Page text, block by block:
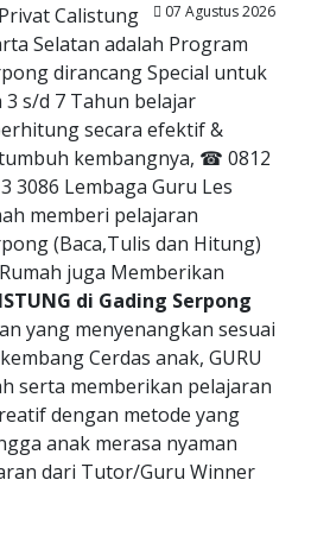
07 Agustus 2026
Calistung
Selatan adalah Program
dirancang Special untuk
s/d 7 Tahun belajar
secara efektif &
kembangnya, ☎ 0812
3086 Lembaga Guru Les
memberi pelajaran
(Baca,Tulis dan Hitung)
juga Memberikan
di Gading Serpong
yang menyenangkan sesuai
Cerdas anak, GURU
serta memberikan pelajaran
dengan metode yang
anak merasa nyaman
dari Tutor/Guru Winner